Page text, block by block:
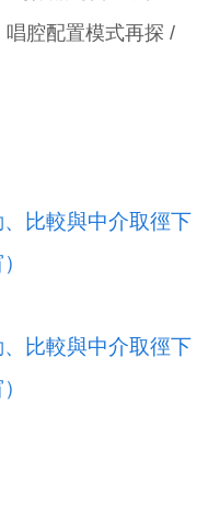
腔配置模式再探 /
、比較與中介取徑下
、比較與中介取徑下